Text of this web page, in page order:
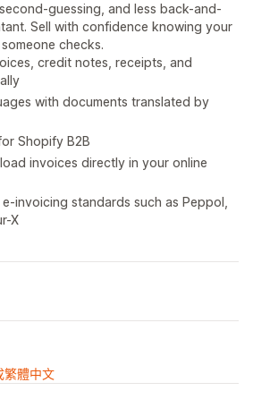
guessing, and less back-and-
Sell with confidence knowing your
checks.
credit notes, receipts, and
with documents translated by
Shopify B2B
invoices directly in your online
invoicing standards such as Peppol,
X
繁體中文